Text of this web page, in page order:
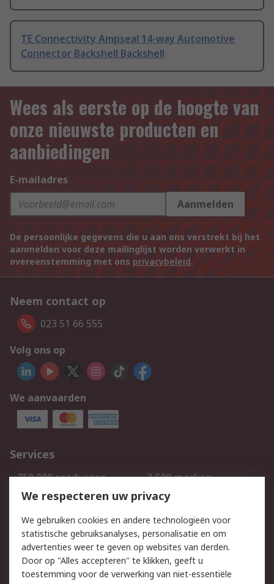
TE Connectivity Ampseal 14-way Automotive
Connector Backshell Backshell
Wees als eerste op de hoogte van
onze nieuwste producten en
aanbiedingen
E-mailadres
Aanmelden
De persoonlijke gegevens die u aan ons verstrekt bij het
aanmelden voor deze mailinglijst worden verwerkt in
overeenstemming met ons privacybeleid.
Neem contact op
023 51 66 555
Volg ons op
We aanvaarden
Services
750.000 producten
2.500 merken
Bestellen
Inkoopoplossingen
Track & Trace
Wettelijk
We respecteren uw privacy
We gebruiken cookies en andere technologieën voor
statistische gebruiksanalyses, personalisatie en om
advertenties weer te geven op websites van derden.
Door op "Alles accepteren" te klikken, geeft u
toestemming voor de verwerking van niet-essentiële